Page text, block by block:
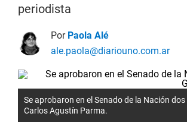
periodista
Por Paola Alé
ale.paola@diariouno.com.ar
Se aprobaron en el Senado de la Nación
Carlos Agustín Parma.